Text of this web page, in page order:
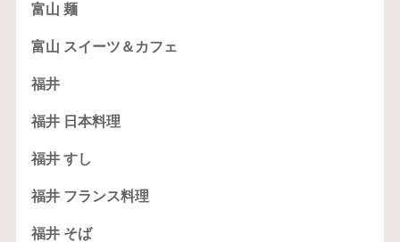
富山 麺
富山 スイーツ＆カフェ
福井
福井 日本料理
福井 すし
福井 フランス料理
福井 そば